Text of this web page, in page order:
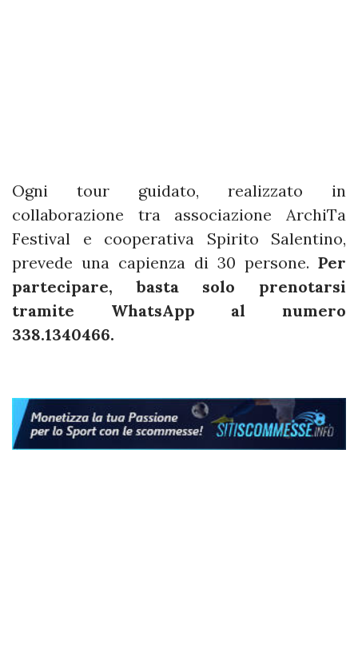
Ogni tour guidato, realizzato in
collaborazione tra associazione ArchiTa
Festival e cooperativa Spirito Salentino,
prevede una capienza di 30 persone. Per
partecipare, basta solo prenotarsi
tramite WhatsApp al numero
338.1340466.